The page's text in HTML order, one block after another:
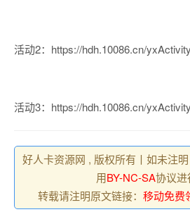
活动2：https://hdh.10086.cn/
活动3：https://hdh.10086.cn/
好人卡资源网 , 版权所有丨如未注
用BY-NC-SA协议进
转载请注明原文链接： 移动免费